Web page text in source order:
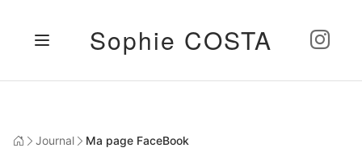
Sophie COSTA
Journal Ma page FaceBook